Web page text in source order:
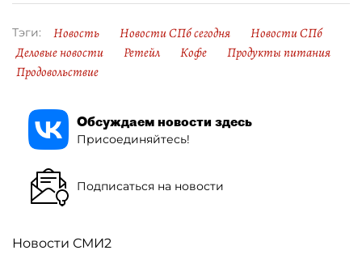
Тэги: Новость Новости СПб сегодня
Новости СПб
Деловые новости
Ретейл Кофе
Продукты питания
Продовольствие
Обсуждаем новости здесь
Присоединяйтесь!
Подписаться на новости
Новости СМИ2